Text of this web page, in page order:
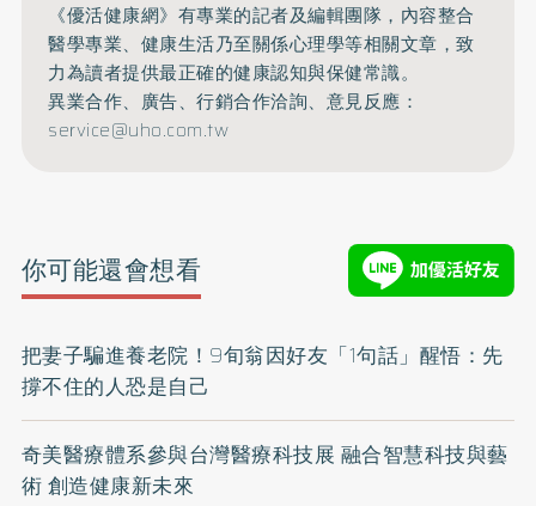
《優活健康網》有專業的記者及編輯團隊，內容整合
醫學專業、健康生活乃至關係心理學等相關文章，致
力為讀者提供最正確的健康認知與保健常識。
異業合作、廣告、行銷合作洽詢、意見反應：
service@uho.com.tw
你可能還會想看
把妻子騙進養老院！9旬翁因好友「1句話」醒悟：先
撐不住的人恐是自己
奇美醫療體系參與台灣醫療科技展 融合智慧科技與藝
術 創造健康新未來